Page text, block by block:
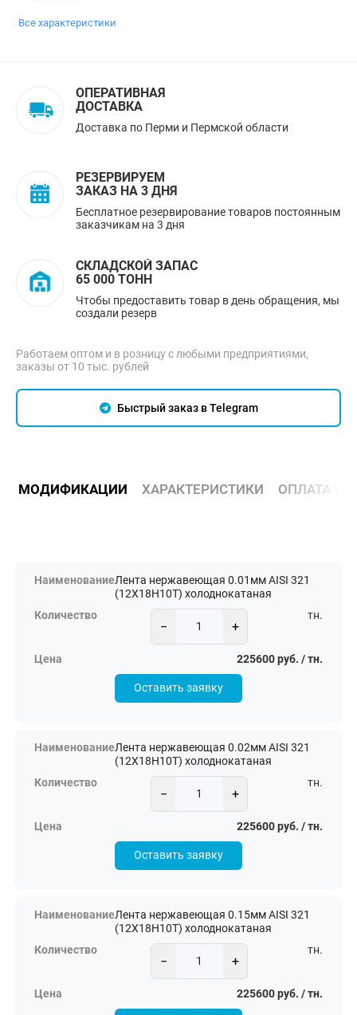
Все характеристики
ОПЕРАТИВНАЯ
ДОСТАВКА
Доставка по Перми и Пермской области
РЕЗЕРВИРУЕМ
ЗАКАЗ НА 3 ДНЯ
Бесплатное резервирование товаров постоянным
заказчикам на 3 дня
СКЛАДСКОЙ ЗАПАС
65 000 ТОНН
Чтобы предоставить товар в день обращения, мы
создали резерв
Работаем оптом и в розницу с любыми предприятиями,
заказы от 10 тыс. рублей
Быстрый заказ в Telegram
МОДИФИКАЦИИ ХАРАКТЕРИСТИКИ ОПЛАТА И
Лента нержавеющая 0.01мм AISI 321
(12Х18Н10Т) холоднокатаная
− +
тн.
225600 руб. / тн.
Оставить заявку
Лента нержавеющая 0.02мм AISI 321
(12Х18Н10Т) холоднокатаная
− +
тн.
225600 руб. / тн.
Оставить заявку
Лента нержавеющая 0.15мм AISI 321
(12Х18Н10Т) холоднокатаная
− +
тн.
225600 руб. / тн.